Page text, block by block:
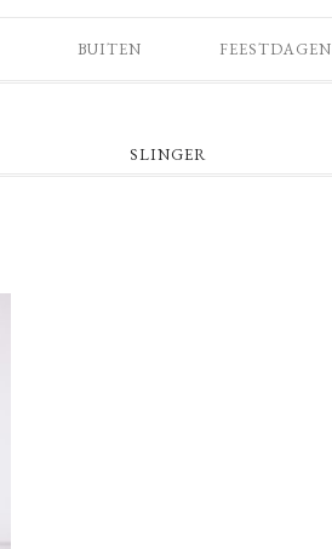
BUITEN FEESTDAGEN
SLINGER